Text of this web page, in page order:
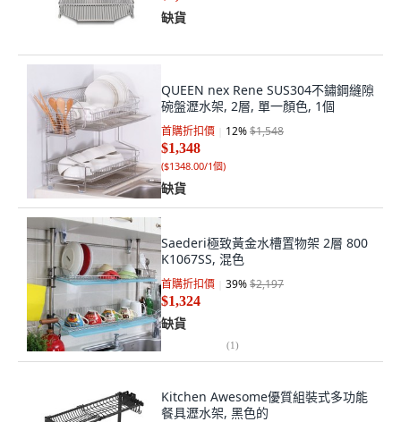
缺貨
QUEEN nex Rene SUS304不鏽鋼縫隙
碗盤瀝水架, 2層, 單一顏色, 1個
首購折扣價 12%$1,548
$1,348
($1348.00/1個)
缺貨
Saederi極致黃金水槽置物架 2層 800
K1067SS, 混色
首購折扣價 39%$2,197
$1,324
缺貨
(1)
Kitchen Awesome優質組裝式多功能
餐具瀝水架, 黑色的